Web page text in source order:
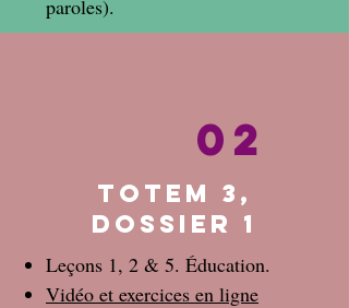
paroles).
02
Totem 3,
dossier 1
Leçons 1, 2 & 5. Éducation.
Vidéo et exercices en ligne